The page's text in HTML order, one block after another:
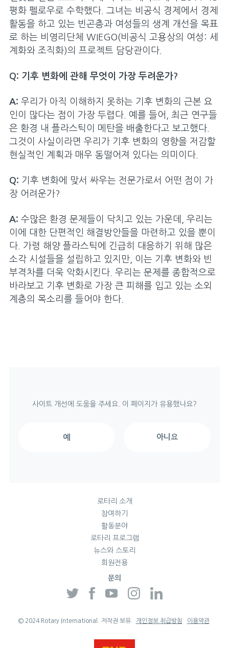
평화 펠로우로 수학했다. 그녀는 비공식 경제에서 경제
활동을 하고 있는 빈곤층과 여성들의 생계 개선을 목표
로 하는 비영리단체 WIEGO(비공식 고용상의 여성: 세
계화와 조직화)의 프로젝트 담당관이다.
Q: 기후 변화에 관해 무엇이 가장 두려운가?
A: 우리가 아직 이해하지 못하는 기후 변화의 근본 요
인이 많다는 점이 가장 두렵다. 예를 들어, 최근 연구들
은 환경 내 플라스틱이 메탄을 배출한다고 보고했다.
그것이 사실이라면 우리가 기후 변화의 영향을 저감할
현실적인 계획과 매우 동떨어져 있다는 의미이다.
Q: 기후 변화에 맞서 싸우는 전문가로서 어떤 점이 가
장 어려운가?
A: 수많은 환경 문제들이 닥치고 있는 가운데, 우리는
이에 대한 단편적인 해결방안들을 마련하고 있을 뿐이
다. 가령 해양 플라스틱에 긴급히 대응하기 위해 많은
소각 시설들을 설립하고 있지만, 이는 기후 변화와 빈
부격차를 더욱 악화시킨다. 우리는 문제를 종합적으로
바라보고 기후 변화로 가장 큰 피해를 입고 있는 소외
계층의 목소리를 들어야 한다.
사이트 개선에 도움을 주세요. 이 페이지가 유용했나요?
로타리 소개
참여하기
활동분야
로타리 프로그램
뉴스와 스토리
회원전용
문의
TwitterFacebookYouTubeInstagram
© 2024 Rotary International. 저작권 보유. 개인정보 취급방침 이용약관